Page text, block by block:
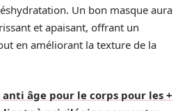
Un bon masque aura
et apaisant, offrant un
en améliorant la texture de la
anti âge pour le corps pour les +